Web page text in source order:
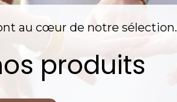
au cœur de notre sélection.
produits